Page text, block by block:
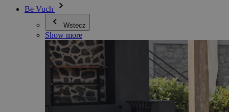
Be Vuch
Wstecz
Show more